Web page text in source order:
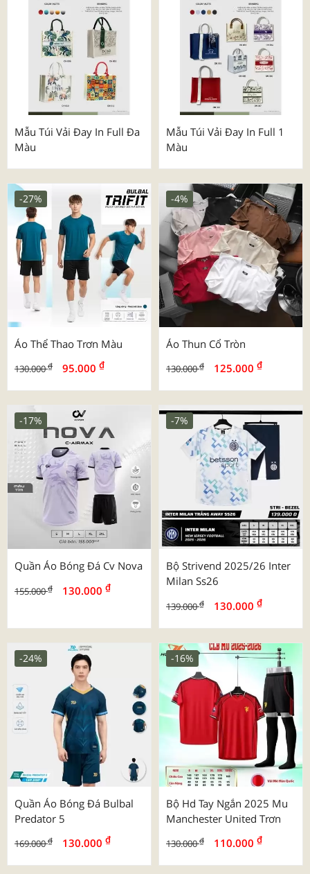
Mẫu Túi Vải Đay In Full Đa
Màu
Mẫu Túi Vải Đay In Full 1
Màu
Áo Thể Thao Trơn Màu
130.000₫ 95.000 ₫
-27%
Áo Thun Cổ Tròn
130.000₫ 125.000 ₫
-4%
Quần Áo Bóng Đá Cv Nova
155.000₫ 130.000 ₫
-17%
Bộ Strivend 2025/26 Inter
Milan Ss26
139.000₫ 130.000 ₫
-7%
Quần Áo Bóng Đá Bulbal
Predator 5
169.000₫ 130.000 ₫
-24%
Bộ Hd Tay Ngắn 2025 Mu
Manchester United Trơn
130.000₫ 110.000 ₫
-16%